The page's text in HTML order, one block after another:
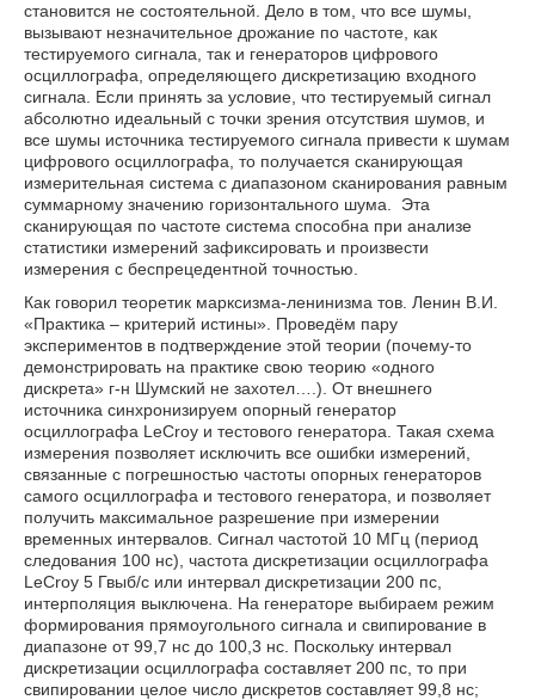
становится не состоятельной. Дело в том, что все шумы,
вызывают незначительное дрожание по частоте, как
тестируемого сигнала, так и генераторов цифрового
осциллографа, определяющего дискретизацию входного
сигнала. Если принять за условие, что тестируемый сигнал
абсолютно идеальный с точки зрения отсутствия шумов, и
все шумы источника тестируемого сигнала привести к шумам
цифрового осциллографа, то получается сканирующая
измерительная система с диапазоном сканирования равным
суммарному значению горизонтального шума. Эта
сканирующая по частоте система способна при анализе
статистики измерений зафиксировать и произвести
измерения с беспрецедентной точностью.
Как говорил теоретик марксизма-ленинизма тов. Ленин В.И.
«Практика – критерий истины». Проведём пару
экспериментов в подтверждение этой теории (почему-то
демонстрировать на практике свою теорию «одного
дискрета» г-н Шумский не захотел….). От внешнего
источника синхронизируем опорный генератор
осциллографа LeCroy и тестового генератора. Такая схема
измерения позволяет исключить все ошибки измерений,
связанные с погрешностью частоты опорных генераторов
самого осциллографа и тестового генератора, и позволяет
получить максимальное разрешение при измерении
временных интервалов. Сигнал частотой 10 МГц (период
следования 100 нс), частота дискретизации осциллографа
LeCroy 5 Гвыб/с или интервал дискретизации 200 пс,
интерполяция выключена. На генераторе выбираем режим
формирования прямоугольного сигнала и свипирование в
диапазоне от 99,7 нс до 100,3 нс. Поскольку интервал
дискретизации осциллографа составляет 200 пс, то при
свипировании целое число дискретов составляет 99,8 нс;